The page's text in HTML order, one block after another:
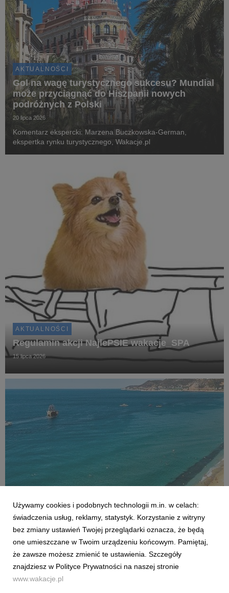
AKTUALNOŚCI
Gol na wagę turystycznego sukcesu? Mundial
może przyciągnąć do Hiszpanii nowych
podróżnych z Polski
20 lipca 2026
Komentarz ekspercki: Marzena Buczkowska-German,
ekspertka rynku turystycznego, Wakacje.pl
AKTUALNOŚCI
Regulamin akcji NajlePSIE wakacje_SPA
15 lipca 2026
AKTUALNOŚCI
Czy Polacy potrafią wypoczywać? Co czwarty
sprawdza służbowe maile na wakacjach
2 lipca 2026
Sezon urlopowy w pełni, jednak dla wielu z nas wyjazd poza
miejsce zamieszkania nie oznacza całkowitego odizolowania
się od spraw zawodowych. Z najnowszej analizy firmy
Używamy cookies i podobnych technologii m.in. w celach:
świadczenia usług, reklamy, statystyk. Korzystanie z witryny
bez zmiany ustawień Twojej przeglądarki oznacza, że będą
one umieszczane w Twoim urządzeniu końcowym. Pamiętaj,
że zawsze możesz zmienić te ustawienia. Szczegóły
znajdziesz w Polityce Prywatności na naszej stronie
www.wakacje.pl